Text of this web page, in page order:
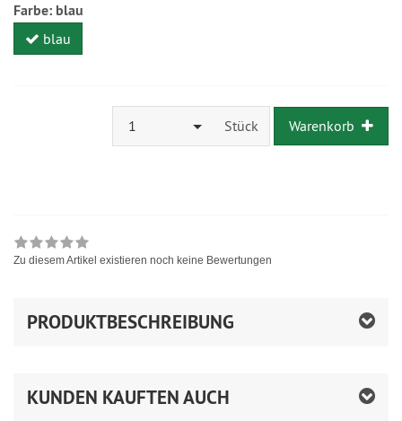
Farbe: blau
blau
1 Stück Warenkorb
Zu diesem Artikel existieren noch keine Bewertungen
PRODUKTBESCHREIBUNG
KUNDEN KAUFTEN AUCH